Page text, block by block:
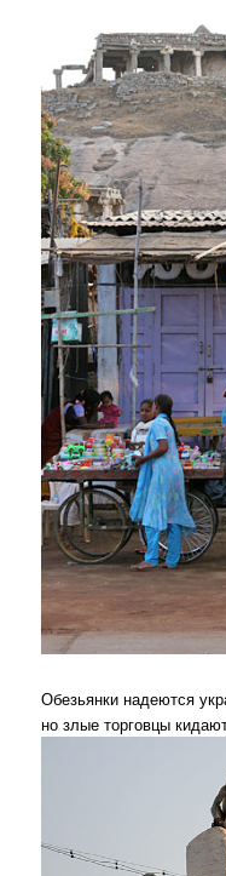
Обезьянки надеются
но злые торговцы